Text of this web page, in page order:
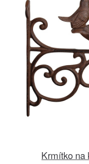
Krmítko na